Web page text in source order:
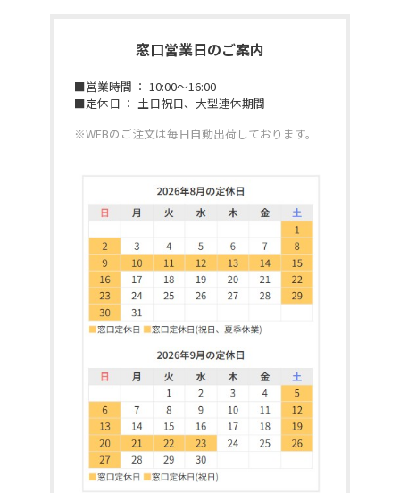
窓口営業日のご案内
■営業時間 ： 10:00～16:00
■定休日 ： 土日祝日、大型連休期間
※WEBのご注文は毎日自動出荷しております。